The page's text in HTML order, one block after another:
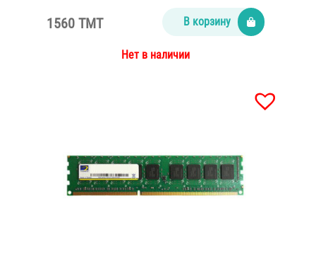
1560 TMT В корзину
Нет в наличии